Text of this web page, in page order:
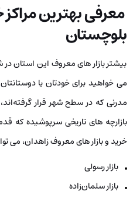
معرفی بهترین
بلوچستان
بیشتر بازار های معروف این استان در
می‌ خواهید برای خودتان یا
مدرنی که در سطح شهر قرار
بازارچه‌ های تاریخی سرپوشیده که
خرید و بازار های معروف زاهدان، می‌
بازار رسولی
بازار سلمان‌زاده